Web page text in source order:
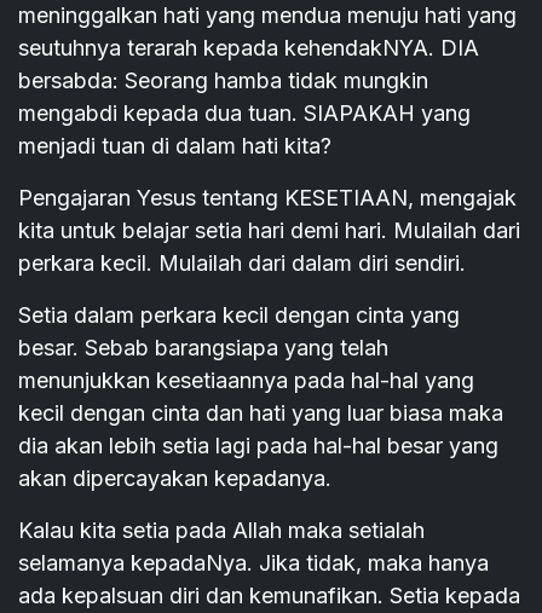
meninggalkan hati yang mendua menuju hati yang
seutuhnya terarah kepada kehendakNYA. DIA
bersabda: Seorang hamba tidak mungkin
mengabdi kepada dua tuan. SIAPAKAH yang
menjadi tuan di dalam hati kita?
Pengajaran Yesus tentang KESETIAAN, mengajak
kita untuk belajar setia hari demi hari. Mulailah dari
perkara kecil. Mulailah dari dalam diri sendiri.
Setia dalam perkara kecil dengan cinta yang
besar. Sebab barangsiapa yang telah
menunjukkan kesetiaannya pada hal-hal yang
kecil dengan cinta dan hati yang luar biasa maka
dia akan lebih setia lagi pada hal-hal besar yang
akan dipercayakan kepadanya.
Kalau kita setia pada Allah maka setialah
selamanya kepadaNya. Jika tidak, maka hanya
ada kepalsuan diri dan kemunafikan. Setia kepada